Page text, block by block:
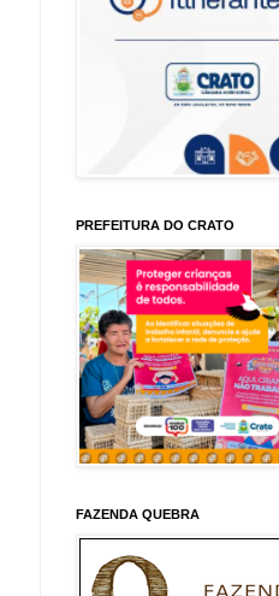
PREFEITURA DO CRATO
FAZENDA QUEBRA